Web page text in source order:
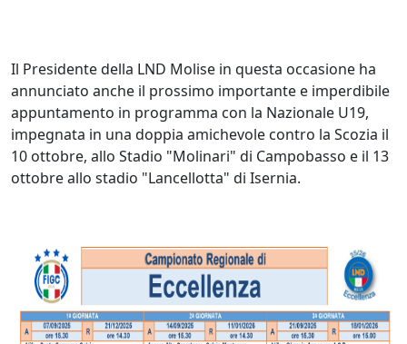
Il Presidente della LND Molise in questa occasione ha
annunciato anche il prossimo importante e imperdibile
appuntamento in programma con la Nazionale U19,
impegnata in una doppia amichevole contro la Scozia il
10 ottobre, allo Stadio "Molinari" di Campobasso e il 13
ottobre allo stadio "Lancellotta" di Isernia.